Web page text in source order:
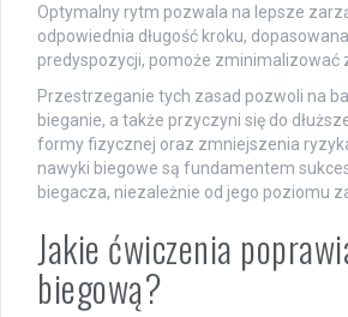
Optymalny rytm pozwala na lepsze
odpowiednia długość kroku,
predyspozycji, pomoże zminimalizować
Przestrzeganie tych zasad pozwoli na
bieganie, a także przyczyni się do
formy fizycznej oraz zmniejszenia
nawyki biegowe są fundamentem
biegacza, niezależnie od jego poziomu
Jakie ćwiczenia
biegową?